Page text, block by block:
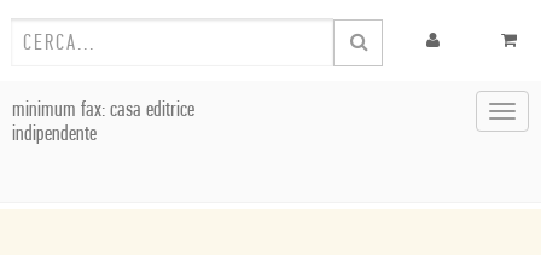
minimum fax: casa editrice
indipendente